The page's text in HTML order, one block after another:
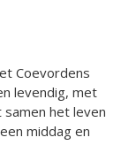
Coevordens
levendig, met
het leven
middag en